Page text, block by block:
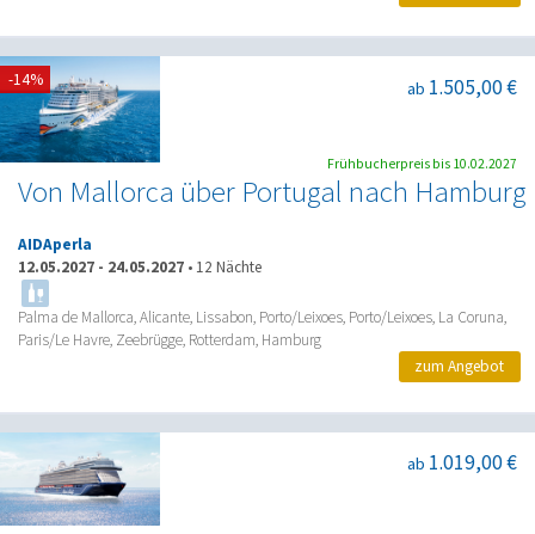
Von Mallorca über Portugal nach Hamburg
ab 1.505,00 €
AIDAperla
12.05.2027 - 24.05.2027 • 12 Nächte
Palma de Mallorca, Alicante, Lissabon, Porto/Leixoes, Porto/Leixoes, La Coruna,
Paris/Le Havre, Zeebrügge, Rotterdam, Hamburg
-14%
Frühbucherpreis bis 10.02.2027
zum Angebot
ab 1.019,00 €